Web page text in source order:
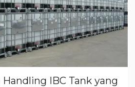
Handling IBC Tank yang